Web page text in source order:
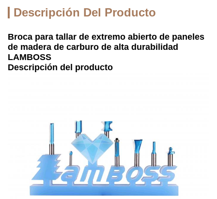
Descripción Del Producto
Broca para tallar de extremo abierto de paneles
de madera de carburo de alta durabilidad
LAMBOSS
Descripción del producto